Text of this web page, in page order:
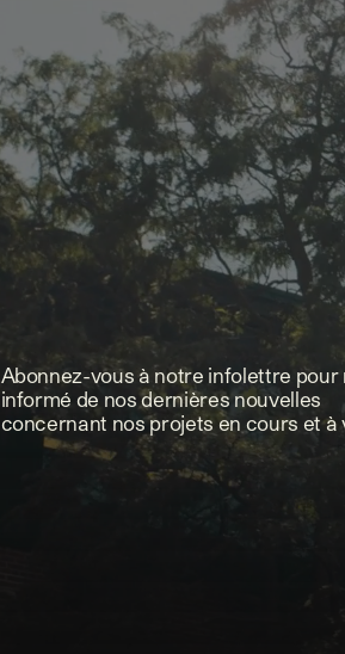
Abonnez-vous à notre infolettre pour
informé de nos dernières nouvelles
concernant nos projets en cours et à